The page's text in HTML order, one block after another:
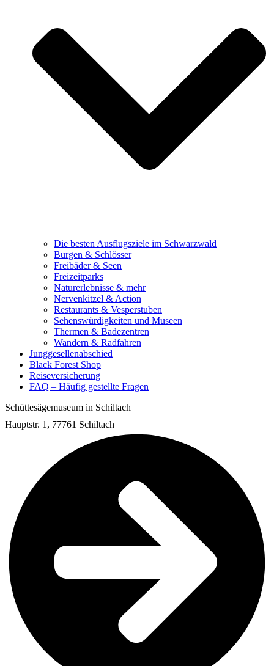
Die besten Ausflugsziele im Schwarzwald
Burgen & Schlösser
Freibäder & Seen
Freizeitparks
Naturerlebnisse & mehr
Nervenkitzel & Action
Restaurants & Vesperstuben
Sehenswürdigkeiten und Museen
Thermen & Badezentren
Wandern & Radfahren
Junggesellenabschied
Black Forest Shop
Reiseversicherung
FAQ – Häufig gestellte Fragen
Schüttesägemuseum in Schiltach
Hauptstr. 1, 77761 Schiltach